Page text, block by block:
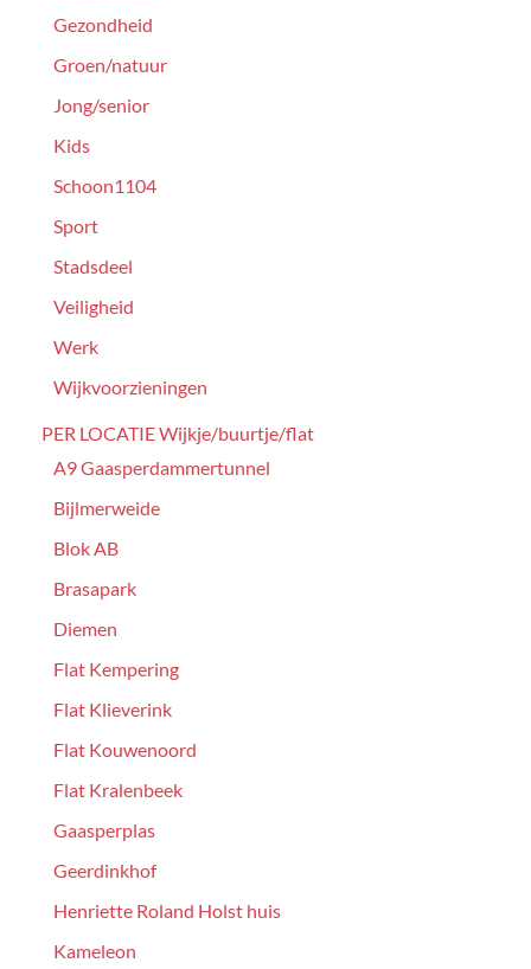
Gezondheid
Groen/natuur
Jong/senior
Kids
Schoon1104
Sport
Stadsdeel
Veiligheid
Werk
Wijkvoorzieningen
PER LOCATIE Wijkje/buurtje/flat
A9 Gaasperdammertunnel
Bijlmerweide
Blok AB
Brasapark
Diemen
Flat Kempering
Flat Klieverink
Flat Kouwenoord
Flat Kralenbeek
Gaasperplas
Geerdinkhof
Henriette Roland Holst huis
Kameleon